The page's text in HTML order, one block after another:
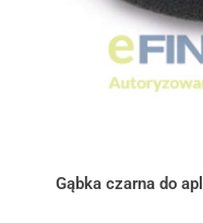
Gąbka czarna do